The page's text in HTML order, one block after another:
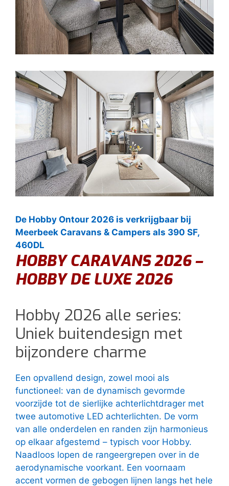
De Hobby Ontour 2026 is verkrijgbaar bij
Meerbeek Caravans & Campers als 390 SF,
460DL
HOBBY CARAVANS 2026 –
HOBBY DE LUXE 2026
Hobby 2026 alle series:
Uniek buitendesign met
bijzondere charme
Een opvallend design, zowel mooi als
functioneel: van de dynamisch gevormde
voorzijde tot de sierlijke achterlichtdrager met
twee automotive LED achterlichten. De vorm
van alle onderdelen en randen zijn harmonieus
op elkaar afgestemd – typisch voor Hobby.
Naadloos lopen de rangeergrepen over in de
aerodynamische voorkant. Een voornaam
accent vormen de gebogen lijnen langs het hele